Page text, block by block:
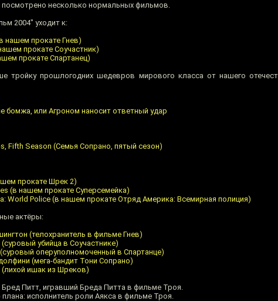
посмотрено несколько нормальных фильмов.
2004" уходит к:
нашем прокате Гнев)
прокате Соучастник)
прокате Спартанец)
тройку прошлогодних шедевров мирового класса от нашего
бомжа, или Агроном наносит ответный удар
Fifth Season (Семья Сопрано, пятый сезон)
прокате Шрек 2)
(в нашем прокате Суперсемейка)
World Police (в нашем прокате Отряд Америка: Всемирная полиция)
актёры:
(телохранитель в фильме Гнев)
убийца в Соучастнике)
оперуполномоченный в Спартанце)
(мега-бандит Тони Сопрано)
ишак из Шреков)
Питт, игравший Бреда Питта в фильме Троя.
исполнитель роли Аякса в фильме Троя.